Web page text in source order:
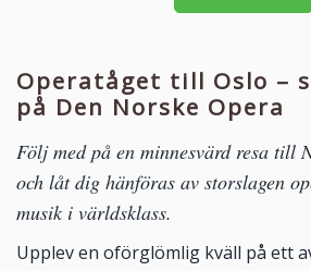
Operatåget till Oslo –
på Den Norske Opera
Följ med på en minnesvärd resa till
och låt dig hänföras av storslagen
musik i världsklass.
Upplev en oförglömlig kväll på ett